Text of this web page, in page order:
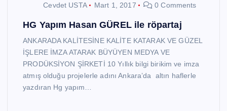
Cevdet USTA Mart 1, 2017 0 Comments
HG Yapım Hasan GÜREL ile röpartaj
ANKARADA KALİTESİNE KALİTE KATARAK VE GÜZEL
İŞLERE İMZA ATARAK BÜYÜYEN MEDYA VE
PRODÜKSİYON ŞİRKETİ 10 Yıllık bilgi birikim ve imza
atmış olduğu projelerle adını Ankara’da altın haflerle
yazdıran Hg yapım…